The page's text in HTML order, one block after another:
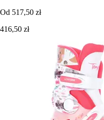
Od 517,50 zł
416,50 zł